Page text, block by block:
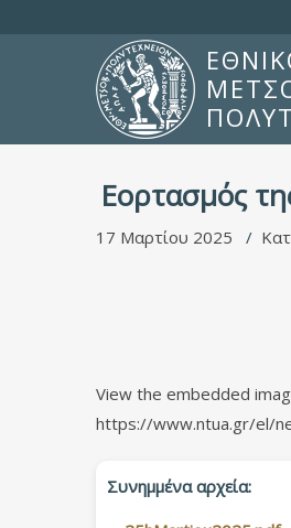
Εορτασμός
17 Μαρτίου 2025
View the embedded
https://www.ntua.gr/el/
Συνημμένα αρχεία: